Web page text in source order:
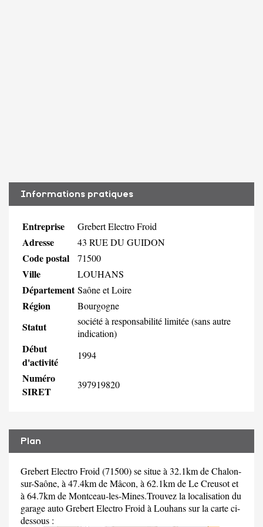
Informations pratiques
Entreprise Grebert Electro Froid
Adresse 43 RUE DU GUIDON
Code postal 71500
Ville LOUHANS
Département Saône et Loire
Région Bourgogne
Statut
société à responsabilité limitée (sans autre
indication)
Début
d'activité
1994
Numéro
SIRET
397919820
Plan
Grebert Electro Froid (71500) se situe à 32.1km de Chalon-
sur-Saône, à 47.4km de Mâcon, à 62.1km de Le Creusot et
à 64.7km de Montceau-les-Mines.Trouvez la localisation du
garage auto Grebert Electro Froid à Louhans sur la carte ci-
dessous :